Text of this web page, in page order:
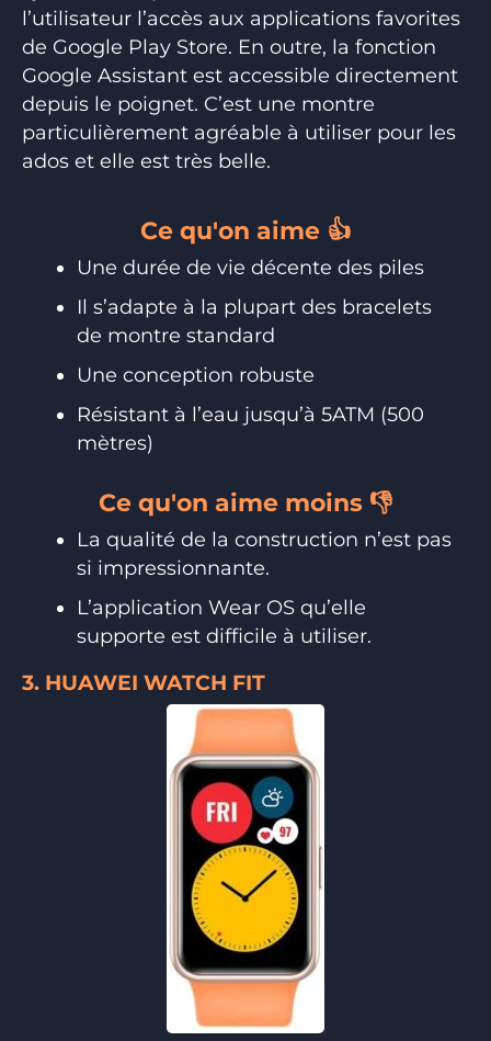
l’utilisateur l’accès aux applications favorites
de Google Play Store. En outre, la fonction
Google Assistant est accessible directement
depuis le poignet. C’est une montre
particulièrement agréable à utiliser pour les
ados et elle est très belle.
Ce qu'on aime 👍
Une durée de vie décente des piles
Il s’adapte à la plupart des bracelets
de montre standard
Une conception robuste
Résistant à l’eau jusqu’à 5ATM (500
mètres)
Ce qu'on aime moins 👎
La qualité de la construction n’est pas
si impressionnante.
L’application Wear OS qu’elle
supporte est difficile à utiliser.
3. HUAWEI WATCH FIT